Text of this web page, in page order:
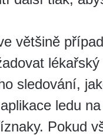
většině
lékařský
sledování,
ledu
Pokud